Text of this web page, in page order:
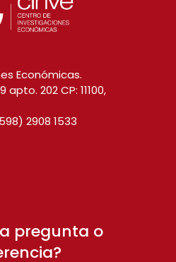
Económicas.
202 CP: 11100,
2908 1533
pregunta o